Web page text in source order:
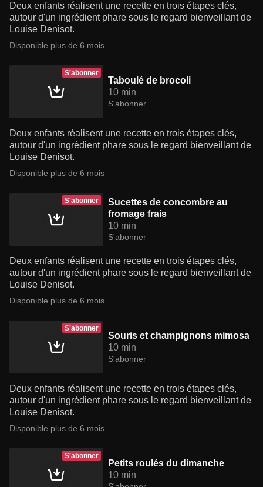
Deux enfants réalisent une recette en trois étapes clés,
autour d'un ingrédient phare sous le regard bienveillant de
Louise Denisot.
Disponible plus de 6 mois
S'abonner
Taboulé de brocoli
10 min
S'abonner
Deux enfants réalisent une recette en trois étapes clés,
autour d'un ingrédient phare sous le regard bienveillant de
Louise Denisot.
Disponible plus de 6 mois
S'abonner
Sucettes de concombre au
fromage frais
10 min
S'abonner
Deux enfants réalisent une recette en trois étapes clés,
autour d'un ingrédient phare sous le regard bienveillant de
Louise Denisot.
Disponible plus de 6 mois
S'abonner
Souris et champignons mimosa
10 min
S'abonner
Deux enfants réalisent une recette en trois étapes clés,
autour d'un ingrédient phare sous le regard bienveillant de
Louise Denisot.
Disponible plus de 6 mois
S'abonner
Petits roulés du dimanche
10 min